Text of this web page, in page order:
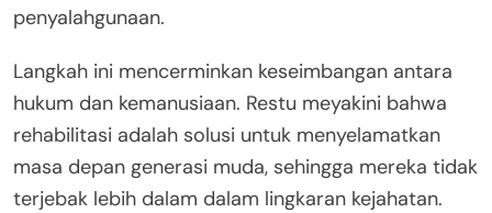
penyalahgunaan.
Langkah ini mencerminkan keseimbangan antara
hukum dan kemanusiaan. Restu meyakini bahwa
rehabilitasi adalah solusi untuk menyelamatkan
masa depan generasi muda, sehingga mereka tidak
terjebak lebih dalam dalam lingkaran kejahatan.